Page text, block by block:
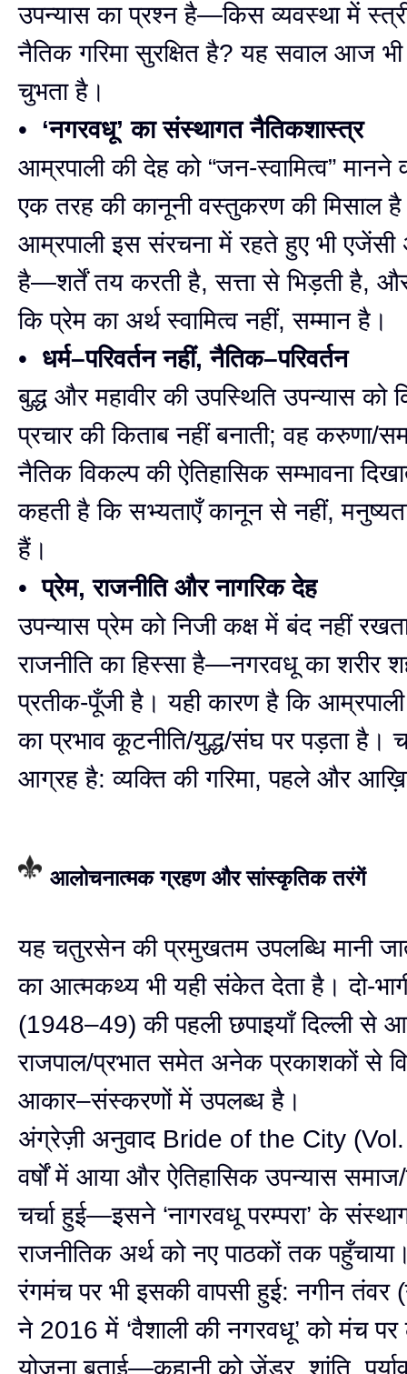
उपन्यास का प्रश्न है—किस व्यवस्था में
नैतिक गरिमा सुरक्षित है? यह सवाल आज भी
चुभता है।
• ‘नगरवधू’ का संस्थागत नैतिकशास्त्र
आम्रपाली की देह को “जन-स्वामित्व” मानने
एक तरह की कानूनी वस्तुकरण की मिसाल
आम्रपाली इस संरचना में रहते हुए भी एजेंसी
है—शर्तें तय करती है, सत्ता से भिड़ती है,
कि प्रेम का अर्थ स्वामित्व नहीं, सम्मान है।
• धर्म–परिवर्तन नहीं, नैतिक–परिवर्तन
बुद्ध और महावीर की उपस्थिति उपन्यास को
प्रचार की किताब नहीं बनाती; वह करुणा/
नैतिक विकल्प की ऐतिहासिक सम्भावना
कहती है कि सभ्यताएँ कानून से नहीं,
हैं।
•प्रेम, राजनीति और नागरिक देह
उपन्यास प्रेम को निजी कक्ष में बंद नहीं
राजनीति का हिस्सा है—नगरवधू का शरीर
प्रतीक-पूँजी है। यही कारण है कि
का प्रभाव कूटनीति/युद्ध/संघ पर पड़ता है।
आग्रह है: व्यक्ति की गरिमा, पहले और
आलोचनात्मक ग्रहण और सांस्कृतिक तरंगें
यह चतुरसेन की प्रमुखतम उपलब्धि मानी
का आत्मकथ्य भी यही संकेत देता है। दो-
(1948–49) की पहली छपाइयाँ दिल्ली
राजपाल/प्रभात समेत अनेक प्रकाशकों से
आकार–संस्करणों में उपलब्ध है।
अंग्रेज़ी अनुवाद Bride of the City
वर्षों में आया और ऐतिहासिक उपन्यास
चर्चा हुई—इसने ‘नागरवधू परम्परा’ के
राजनीतिक अर्थ को नए पाठकों तक
रंगमंच पर भी इसकी वापसी हुई: नगीन तंवर
ने 2016 में ‘वैशाली की नगरवधू’ को मंच पर
योजना बताई—कहानी को जेंडर, शांति,